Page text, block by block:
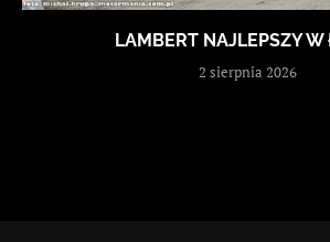
LAMBERT NAJLEPSZY W
2 sierpnia 2026